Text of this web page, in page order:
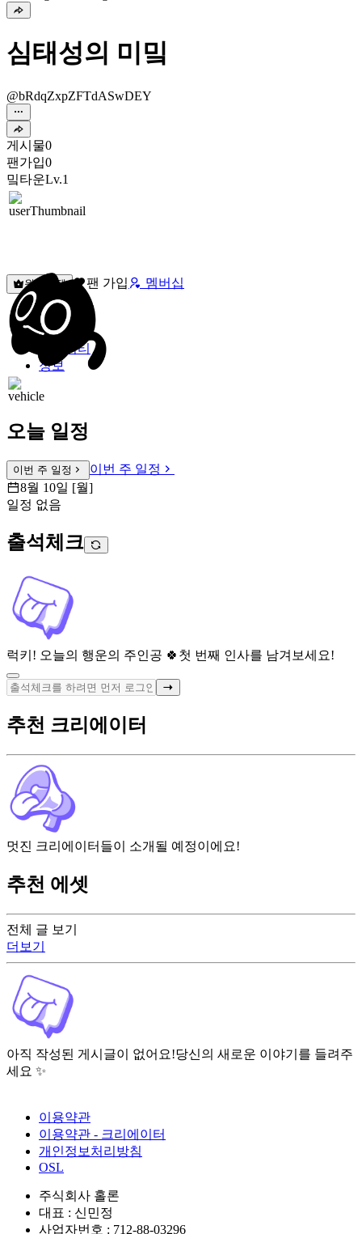
심태성의 미밐
@bRdqZxpZFTdASwDEY
게시물0
팬가입0
밐타운Lv.1
원픽선택 팬 가입 멤버십
밐타운
피드
커뮤니티
정보
오늘 일정
이번 주 일정
이번 주 일정
8월 10일 [월]
일정 없음
출석체크
럭키! 오늘의 행운의 주인공 🍀 첫 번째 인사를 남겨보세요!
전체 글 보기
더보기
아직 작성된 게시글이 없어요!당신의 새로운 이야기를 들려주
세요 ✨
추천 크리에이터
멋진 크리에이터들이 소개될 예정이에요!
추천 에셋
이용약관
이용약관 - 크리에이터
개인정보처리방침
OSL
주식회사 홀론
대표 : 신민정
사업자번호 : 712-88-03296